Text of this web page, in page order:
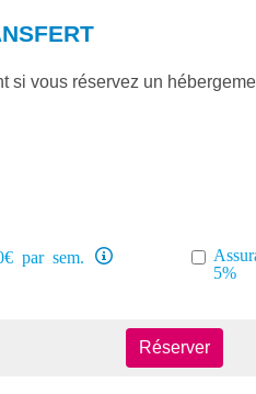
si vous réservez un
par sem.
5%
Réserver